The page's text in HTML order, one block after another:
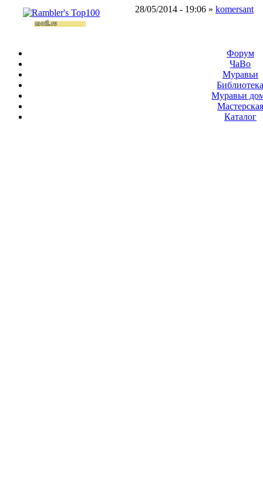
28/05/2014 - 19:06 » komersant
Форум
ЧаВо
Муравьи
Муравьи
Мастерская
Каталог